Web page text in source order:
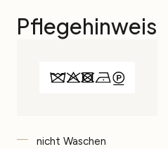
Pflegehinweis
nicht Waschen